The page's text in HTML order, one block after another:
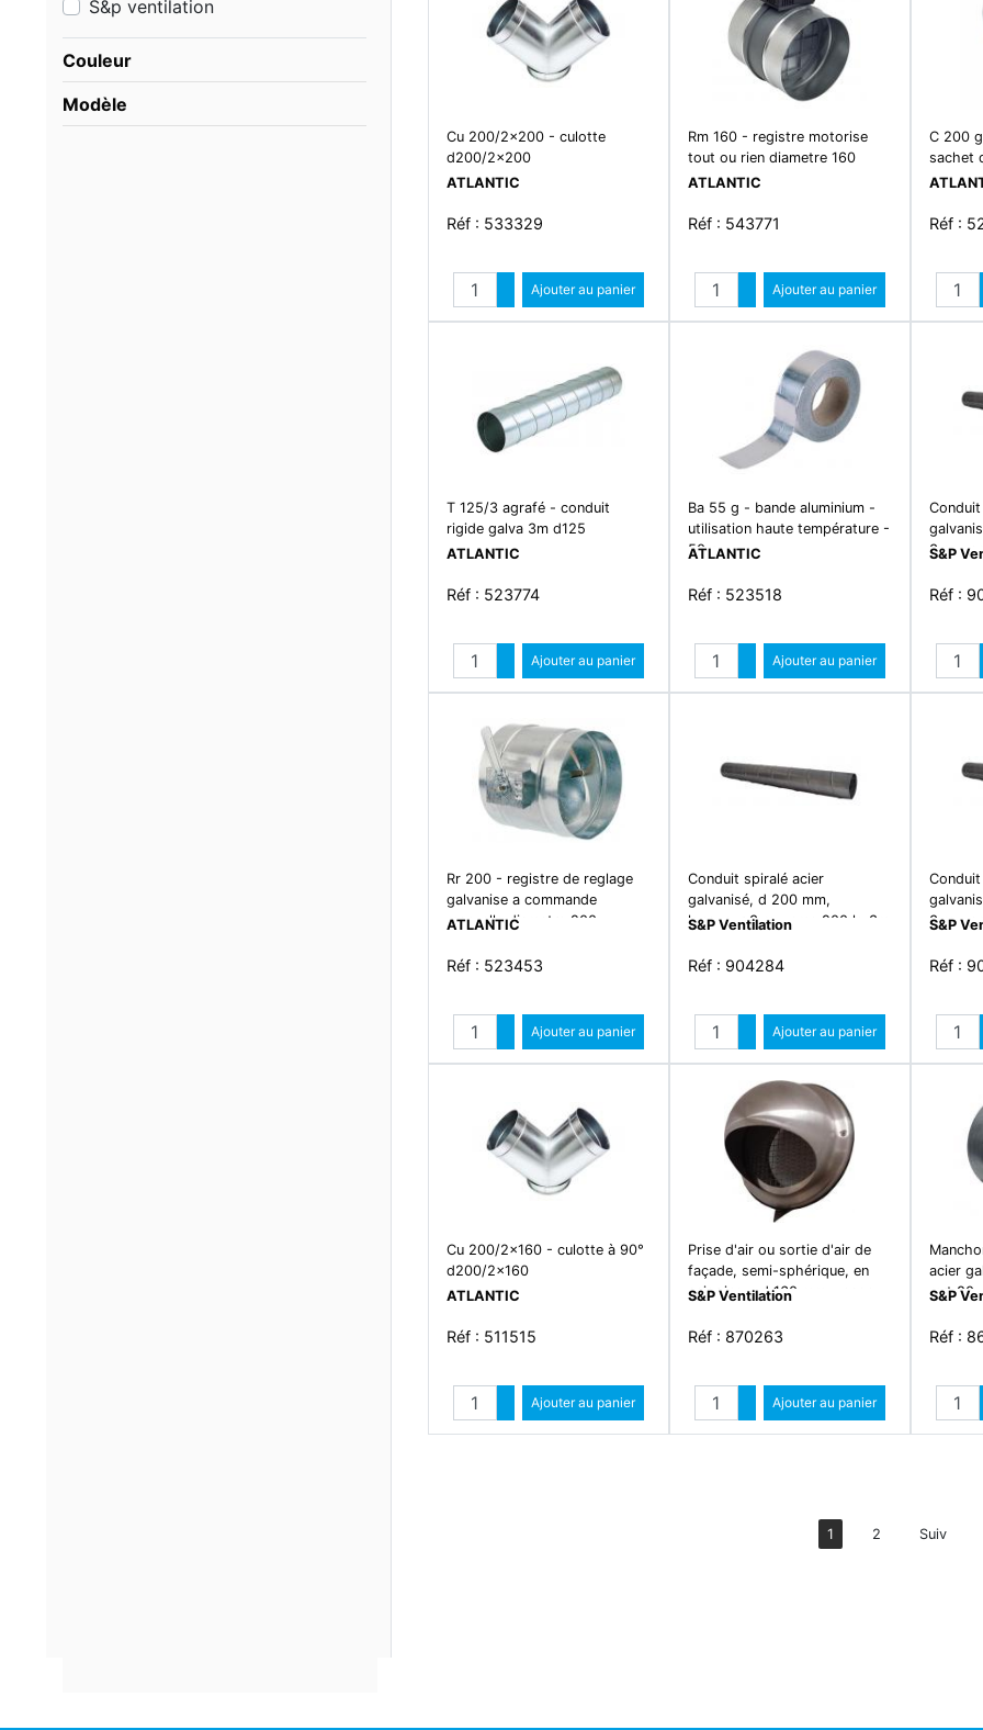
S&p ventilation
Couleur
Modèle
Cu 200/2x200 - culotte
d200/2x200
ATLANTIC
Réf : 533329
Quantité
Augmenter quantité
Diminuer quantité
Ajouter au panier
Rm 160 - registre motorise
tout ou rien diametre 160
ATLANTIC
Réf : 543771
Quantité
Augmenter quantité
Diminuer quantité
Ajouter au panier
C 200
sachet
Réf :
T 125/3 agrafé - conduit
rigide galva 3m d125
ATLANTIC
Réf : 523774
Quantité
Augmenter quantité
Diminuer quantité
Ajouter au panier
Ba 55 g - bande aluminium -
utilisation haute température -
50m
ATLANTIC
Réf : 523518
Quantité
Augmenter quantité
Diminuer quantité
Ajouter au panier
3 m -
S&P
Réf :
Rr 200 - registre de reglage
galvanise a commande
manuelle diametre 200
ATLANTIC
Réf : 523453
Quantité
Augmenter quantité
Diminuer quantité
Ajouter au panier
Conduit spiralé acier
galvanisé, d 200 mm,
longueur 3 m - cms 200 lg 3m
S&P Ventilation
Réf : 904284
Quantité
Augmenter quantité
Diminuer quantité
Ajouter au panier
3 m -
S&P
Réf :
Cu 200/2x160 - culotte à 90°
d200/2x160
ATLANTIC
Réf : 511515
Quantité
Augmenter quantité
Diminuer quantité
Ajouter au panier
Prise d'air ou sortie d'air de
façade, semi-sphérique, en
acier inox, d 160 mm - paqs
S&P Ventilation
Réf : 870263
Quantité
Augmenter quantité
Diminuer quantité
Ajouter au panier
acier
mrt 80
S&P
Réf :
1 2 Suiv